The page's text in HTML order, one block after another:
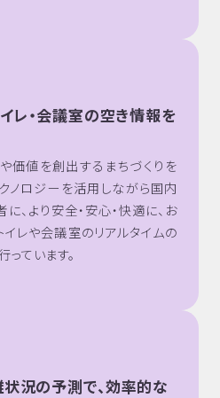
イレ・会議室の空き情報を
価値を創出するまちづくりを
ノロジーを活用しながら国内
、より安全・安心・快適に、お
イレや会議室のリアルタイムの
ています。
況の予測で、効率的な